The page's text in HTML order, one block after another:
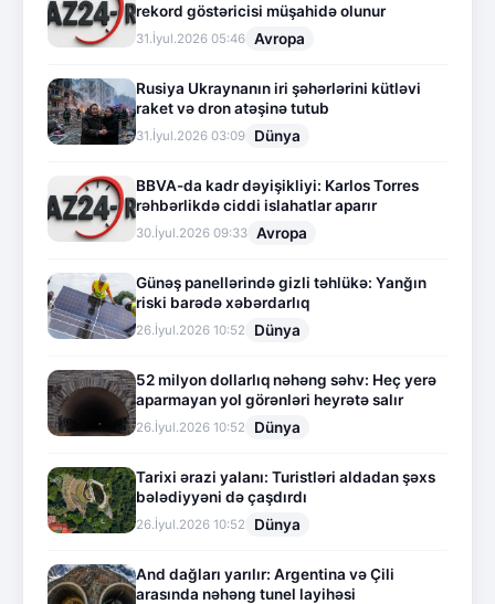
rekord göstəricisi müşahidə olunur
31.İyul.2026 05:46 Avropa
Rusiya Ukraynanın iri şəhərlərini kütləvi
raket və dron atəşinə tutub
31.İyul.2026 03:09 Dünya
BBVA-da kadr dəyişikliyi: Karlos Torres
rəhbərlikdə ciddi islahatlar aparır
30.İyul.2026 09:33 Avropa
Günəş panellərində gizli təhlükə: Yanğın
riski barədə xəbərdarlıq
26.İyul.2026 10:52 Dünya
52 milyon dollarlıq nəhəng səhv: Heç yerə
aparmayan yol görənləri heyrətə salır
26.İyul.2026 10:52 Dünya
Tarixi ərazi yalanı: Turistləri aldadan şəxs
bələdiyyəni də çaşdırdı
26.İyul.2026 10:52 Dünya
And dağları yarılır: Argentina və Çili
arasında nəhəng tunel layihəsi